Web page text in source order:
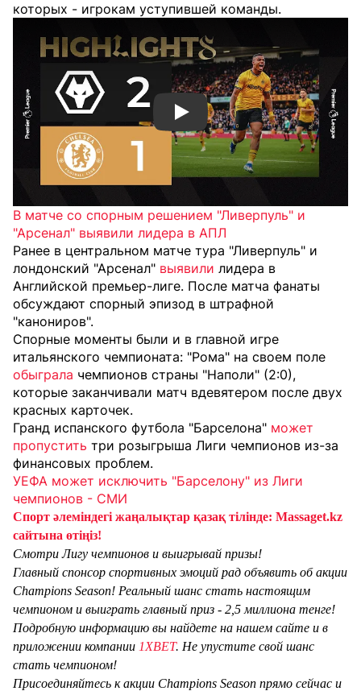
которых - игрокам уступившей команды.
Смотреть видео YouTube
В матче со спорным решением "Ливерпуль" и
"Арсенал" выявили лидера в АПЛ
Ранее в центральном матче тура "Ливерпуль" и
лондонский "Арсенал" выявили лидера в
Английской премьер-лиге. После матча фанаты
обсуждают спорный эпизод в штрафной
"канониров".
Спорные моменты были и в главной игре
итальянского чемпионата: "Рома" на своем поле
обыграла чемпионов страны "Наполи" (2:0),
которые заканчивали матч вдевятером после двух
красных карточек.
Гранд испанского футбола "Барселона" может
пропустить три розыгрыша Лиги чемпионов из-за
финансовых проблем.
УЕФА может исключить "Барселону" из Лиги
чемпионов - СМИ
Спорт әлеміндегі жаңалықтар қазақ тілінде: Massaget.kz
сайтына өтіңіз!
Смотри Лигу чемпионов и выигрывай призы!
Главный спонсор спортивных эмоций рад объявить об акции
Champions Season! Реальный шанс стать настоящим
чемпионом и выиграть главный приз - 2,5 миллиона тенге!
Подробную информацию вы найдете на нашем сайте и в
приложении компании 1XBET. Не упустите свой шанс
стать чемпионом!
Присоединяйтесь к акции Champions Season прямо сейчас и